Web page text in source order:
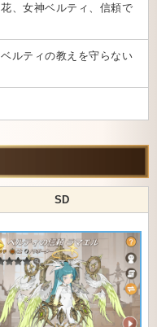
、女神ベルティ、信頼で
ルティの教えを守らない
SD